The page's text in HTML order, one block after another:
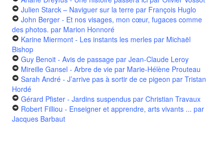
Julien Starck – Naviguer sur la terre par François Huglo
John Berger - Et nos visages, mon cœur, fugaces comme
des photos. par Marion Honnoré
Karine Miermont - Les instants les merles par Michaël
Bishop
Guy Benoit - Avis de passage par Jean-Claude Leroy
Mireille Gansel - Arbre de vie par Marie-Hélène Prouteau
Sarah André - J’arrive pas à sortir de ce pigeon par Tristan
Hordé
Gérard Pfister - Jardins suspendus par Christian Travaux
Robert Filliou - Enseigner et apprendre, arts vivants ... par
Jacques Barbaut